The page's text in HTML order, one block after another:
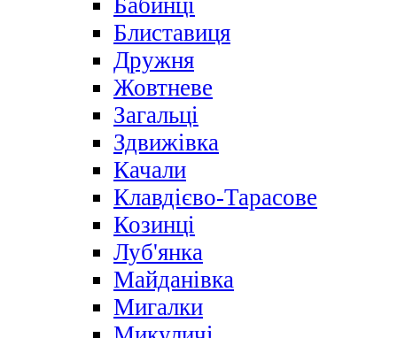
Бабинці
Блиставиця
Дружня
Жовтневе
Загальці
Здвижівка
Качали
Клавдієво-Тарасове
Козинці
Луб'янка
Майданівка
Мигалки